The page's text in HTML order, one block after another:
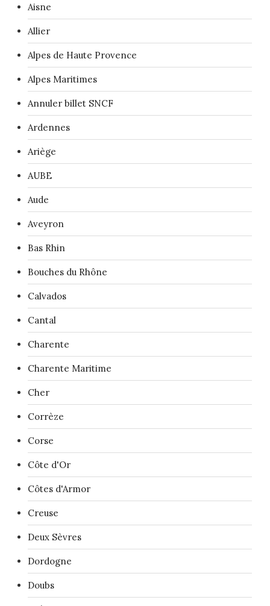
Aisne
Allier
Alpes de Haute Provence
Alpes Maritimes
Annuler billet SNCF
Ardennes
Ariège
AUBE
Aude
Aveyron
Bas Rhin
Bouches du Rhône
Calvados
Cantal
Charente
Charente Maritime
Cher
Corrèze
Corse
Côte d'Or
Côtes d'Armor
Creuse
Deux Sèvres
Dordogne
Doubs